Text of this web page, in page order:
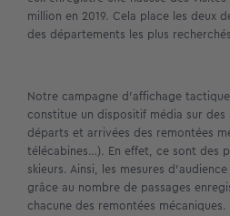
million en 2019. Cela place les deux
des départements les plus
Notre campagne d’affichage
constitue un dispositif média sur
départs et arrivées des remontées
télécabines…). En effet, ce sont des
skieurs. Ainsi, les mesures
grâce au nombre de passages
chacune des remontées mécaniques.